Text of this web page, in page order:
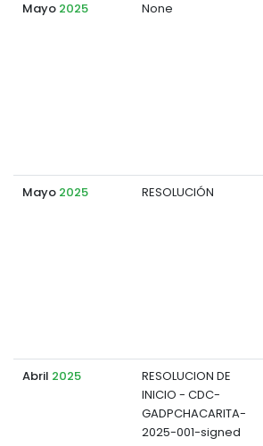
Mayo 2025 None
Mayo 2025 RESOLUCIÓN
Abril 2025
RESOLUCION DE
INICIO - CDC-
GADPCHACARITA-
2025-001-signed